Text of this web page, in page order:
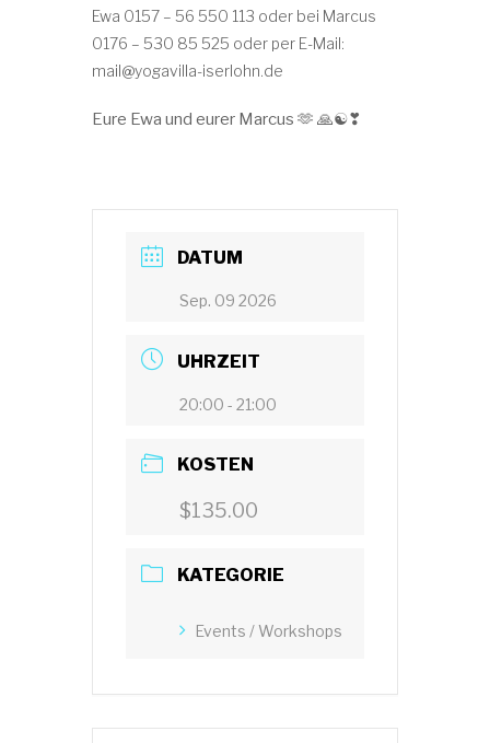
Ewa 0157 – 56 550 113 oder bei Marcus
0176 – 530 85 525 oder per E-Mail:
mail@yogavilla-iserlohn.de
Eure Ewa und eurer Marcus 🫶 🙏☯❣
DATUM
Sep. 09 2026
UHRZEIT
20:00 - 21:00
KOSTEN
$135.00
KATEGORIE
Events / Workshops